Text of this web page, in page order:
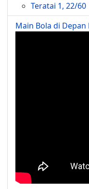
Teratai 1, 22/60
Main Bola di Depan